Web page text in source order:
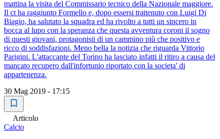
mattina la visita del Commissario tecnico della Nazionale maggiore.
Il ct ha raggiunto Formello e, dopo essersi trattenuto con Luigi Di
Biagio, ha salutato la squadra ed ha rivolto a tutti un sincero in
bocca al lupo con la speranza che questa avventura coroni il sogno
di questi giovani, protagonisti di un cammino più che positivo e
ricco di soddisfazioni. Meno bella la notizia che riguarda Vittorio
Parigini. L'attaccante del Torino ha lasciato infatti il ritiro a causa del
mancato recupero dall'infortunio riportato con la societa' di
appartenenza.
30 Mag 2019 - 17:15
Articolo
Calcio